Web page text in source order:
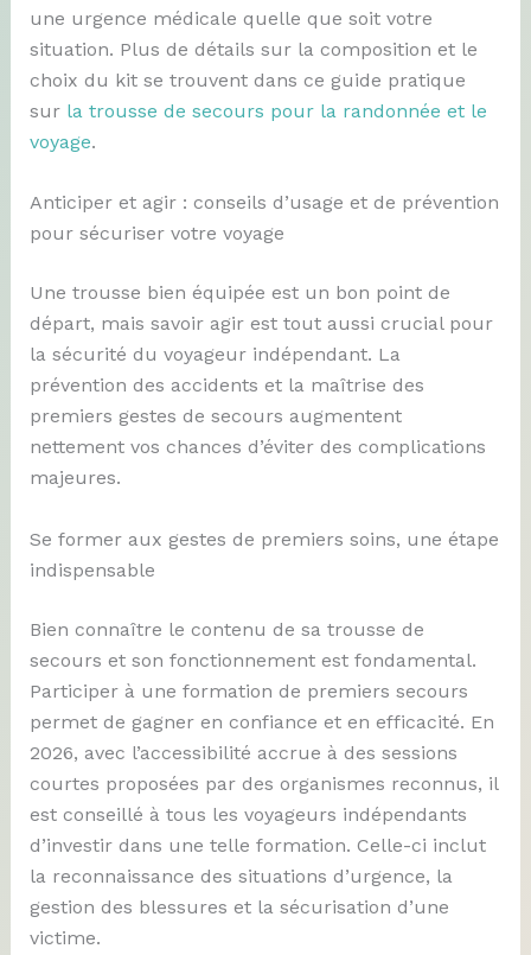
une urgence médicale quelle que soit votre
situation. Plus de détails sur la composition et le
choix du kit se trouvent dans ce guide pratique
sur la trousse de secours pour la randonnée et le
voyage.
Anticiper et agir : conseils d’usage et de prévention
pour sécuriser votre voyage
Une trousse bien équipée est un bon point de
départ, mais savoir agir est tout aussi crucial pour
la sécurité du voyageur indépendant. La
prévention des accidents et la maîtrise des
premiers gestes de secours augmentent
nettement vos chances d’éviter des complications
majeures.
Se former aux gestes de premiers soins, une étape
indispensable
Bien connaître le contenu de sa trousse de
secours et son fonctionnement est fondamental.
Participer à une formation de premiers secours
permet de gagner en confiance et en efficacité. En
2026, avec l’accessibilité accrue à des sessions
courtes proposées par des organismes reconnus, il
est conseillé à tous les voyageurs indépendants
d’investir dans une telle formation. Celle-ci inclut
la reconnaissance des situations d’urgence, la
gestion des blessures et la sécurisation d’une
victime.